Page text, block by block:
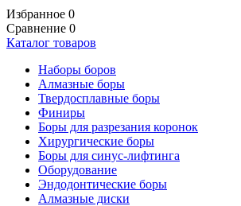
Избранное 0
Сравнение 0
Каталог товаров
Наборы боров
Алмазные боры
Твердосплавные боры
Финиры
Боры для разрезания коронок
Хирургические боры
Боры для синус-лифтинга
Оборудование
Эндодонтические боры
Алмазные диски